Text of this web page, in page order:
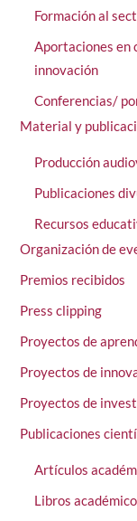
Formación al
Aportaciones en
innovación
Conferencias/
Material y
Producción
Publicaciones
Recursos
Organización de
Premios recibidos
Press clipping
Proyectos de
Proyectos de
Proyectos de
Publicaciones
Artículos
Libros